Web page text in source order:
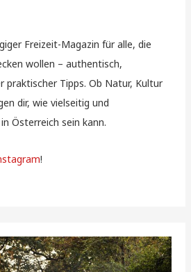
Freizeit-Magazin für alle, die
wollen – authentisch,
praktischer Tipps. Ob Natur, Kultur
dir, wie vielseitig und
Österreich sein kann.
!